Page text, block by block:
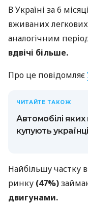
В Україні за 6
вживаних
аналогічним
вдвічі більше.
Про це повідомляє
ЧИТАЙТЕ ТАКОЖ
Автомобілі
купують
Найбільшу частку
ринку (47%)
двигунами.